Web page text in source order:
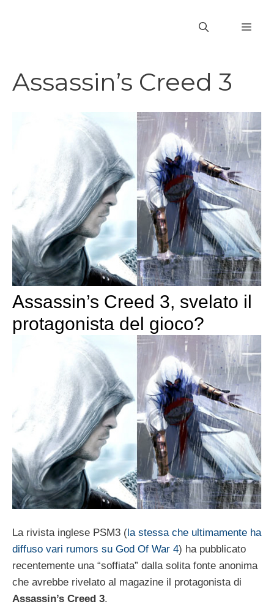
Assassin’s Creed 3
Assassin’s Creed 3, svelato il
protagonista del gioco?
La rivista inglese PSM3 ( la stessa che ultimamente ha
diffuso vari rumors su God Of War 4) ha pubblicato
recentemente una “soffiata” dalla solita fonte anonima
che avrebbe rivelato al magazine il protagonista di
Assassin’s Creed 3.